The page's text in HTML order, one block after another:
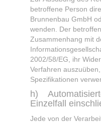
betroffene Person
Brunnenbau GmbH
wenden. Der
Zusammenhang mit
2002/58/EG, ihr
Verfahren
Spezifikationen
h)
Einzelfall
Jede von der